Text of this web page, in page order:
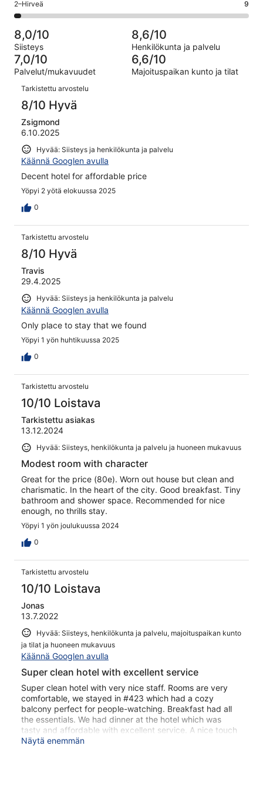
arvostelua
kautta
270
arvostelua
53
270
arvostelua
-
Huono.
10
kautta
270
arvostelua
Arvosana
2
-
Hirveä.
9
kautta
270
arvostelua
2–Hirveä 9
8,0/10
Siisteys
8,6/10
Henkilökunta ja palvelu
7,0/10
Palvelut/mukavuudet
6,6/10
Majoituspaikan kunto ja tilat
Arvostelut
Tarkistettu arvostelu
8/10 Hyvä
Zsigmond
6.10.2025
Hyvää: Siisteys ja henkilökunta ja palvelu
Käännä Googlen avulla
Decent hotel for affordable price
Yöpyi 2 yötä elokuussa 2025
0
Tarkistettu arvostelu
8/10 Hyvä
Travis
29.4.2025
Hyvää: Siisteys ja henkilökunta ja palvelu
Käännä Googlen avulla
Only place to stay that we found
Yöpyi 1 yön huhtikuussa 2025
0
Tarkistettu arvostelu
10/10 Loistava
Tarkistettu asiakas
13.12.2024
Hyvää: Siisteys, henkilökunta ja palvelu ja huoneen mukavuus
Modest room with character
Great for the price (80e). Worn out house but clean and
charismatic. In the heart of the city. Good breakfast. Tiny
bathroom and shower space. Recommended for nice
enough, no thrills stay.
Yöpyi 1 yön joulukuussa 2024
0
Tarkistettu arvostelu
10/10 Loistava
Jonas
13.7.2022
Hyvää: Siisteys, henkilökunta ja palvelu, majoituspaikan kunto
ja tilat ja huoneen mukavuus
Käännä Googlen avulla
Super clean hotel with excellent service
Super clean hotel with very nice staff. Rooms are very
comfortable, we stayed in #423 which had a cozy
balcony perfect for people-watching. Breakfast had all
the essentials. We had dinner at the hotel which was
tasty and affordable with excellent service. A nice touch
to the hotel is that it's quite old, with massive wooden
Näytä enemmän